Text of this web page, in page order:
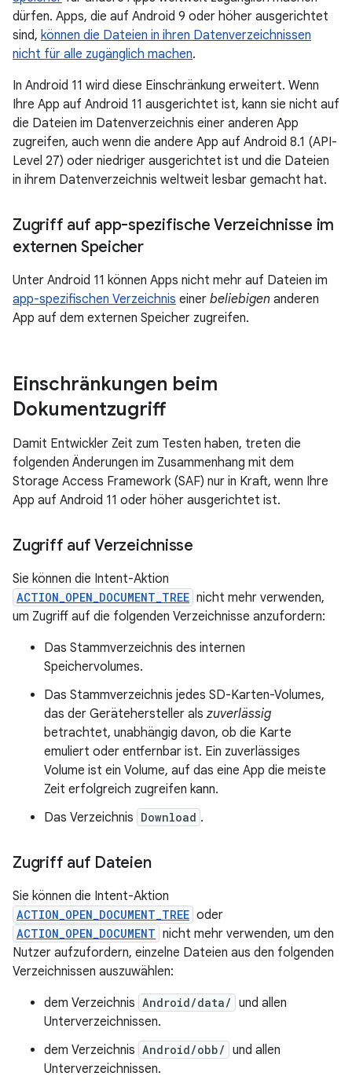
dürfen. Apps, die auf Android 9 oder höher ausgerichtet
sind, können die Dateien in ihren Datenverzeichnissen
nicht für alle zugänglich machen.
In Android 11 wird diese Einschränkung erweitert. Wenn
Ihre App auf Android 11 ausgerichtet ist, kann sie nicht auf
die Dateien im Datenverzeichnis einer anderen App
zugreifen, auch wenn die andere App auf Android 8.1 (API-
Level 27) oder niedriger ausgerichtet ist und die Dateien
in ihrem Datenverzeichnis weltweit lesbar gemacht hat.
Zugriff auf app-spezifische Verzeichnisse im
externen Speicher
Unter Android 11 können Apps nicht mehr auf Dateien im
app-spezifischen Verzeichnis einer beliebigen anderen
App auf dem externen Speicher zugreifen.
Einschränkungen beim
Dokumentzugriff
Damit Entwickler Zeit zum Testen haben, treten die
folgenden Änderungen im Zusammenhang mit dem
Storage Access Framework (SAF) nur in Kraft, wenn Ihre
App auf Android 11 oder höher ausgerichtet ist.
Zugriff auf Verzeichnisse
Sie können die Intent-Aktion
ACTION_OPEN_DOCUMENT_TREE nicht mehr verwenden,
um Zugriff auf die folgenden Verzeichnisse anzufordern:
Das Stammverzeichnis des internen
Speichervolumes.
Das Stammverzeichnis jedes SD-Karten-Volumes,
das der Gerätehersteller als zuverlässig
betrachtet, unabhängig davon, ob die Karte
emuliert oder entfernbar ist. Ein zuverlässiges
Volume ist ein Volume, auf das eine App die meiste
Zeit erfolgreich zugreifen kann.
Das Verzeichnis Download .
Zugriff auf Dateien
Sie können die Intent-Aktion
ACTION_OPEN_DOCUMENT_TREE oder
ACTION_OPEN_DOCUMENT nicht mehr verwenden, um den
Nutzer aufzufordern, einzelne Dateien aus den folgenden
Verzeichnissen auszuwählen:
dem Verzeichnis Android/data/ und allen
Unterverzeichnissen.
dem Verzeichnis Android/obb/ und allen
Unterverzeichnissen.